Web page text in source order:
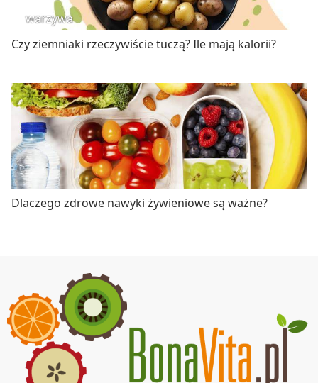
warzywa
Czy ziemniaki rzeczywiście tuczą? Ile mają kalorii?
Dlaczego zdrowe nawyki żywieniowe są ważne?